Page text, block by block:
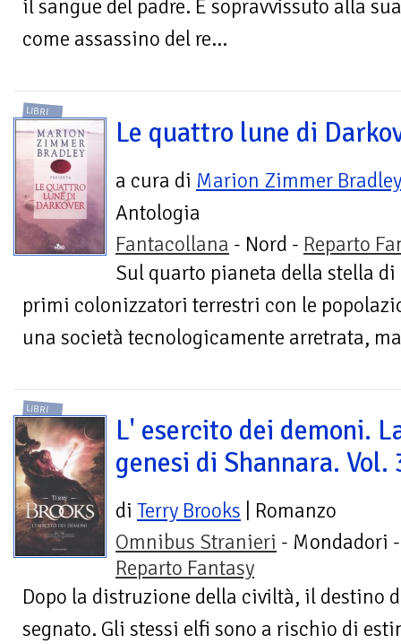
il sangue del padre. È sopravvissuto alla
come assassino del re...
LIBRI
Le quattro lune di
a cura di Marion Zimmer Bradley
Antologia
Fantacollana - Nord - Reparto
Sul quarto pianeta della stella
primi colonizzatori terrestri con le
una società tecnologicamente arretrata,
LIBRI
L' esercito dei demoni.
genesi di Shannara. Vol.
di Terry Brooks | Romanzo
Omnibus Stranieri - Mondadori -
Reparto Fantasy
Dopo la distruzione della civiltà, il destino
segnato. Gli stessi elfi sono a rischio di